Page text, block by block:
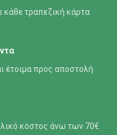
τραπεζική κάρτα
έτοιμα προς αποστολή
κόστος άνω των 70€